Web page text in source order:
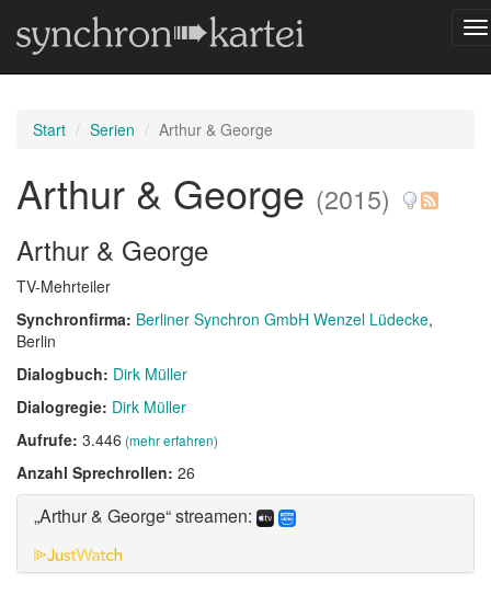
Start Serien Arthur & George
Arthur & George (2015)
Arthur & George
TV-Mehrteiler
Synchronfirma: Berliner Synchron GmbH Wenzel Lüdecke,
Berlin
Dialogbuch: Dirk Müller
Dialogregie: Dirk Müller
Aufrufe: 3.446 (mehr erfahren)
Anzahl Sprechrollen: 26
„Arthur & George“ streamen: